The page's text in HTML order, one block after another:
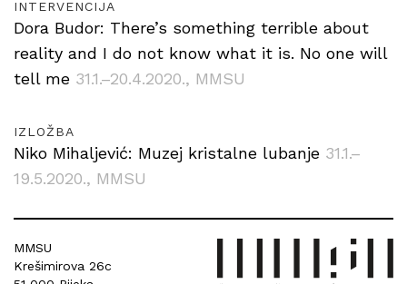
INTERVENCIJA
Dora Budor: There’s something terrible about
reality and I do not know what it is. No one will
tell me 31.1.–20.4.2020., MMSU
IZLOŽBA
Niko Mihaljević: Muzej kristalne lubanje 31.1.–
19.5.2020., MMSU
MMSU
Krešimirova 26c